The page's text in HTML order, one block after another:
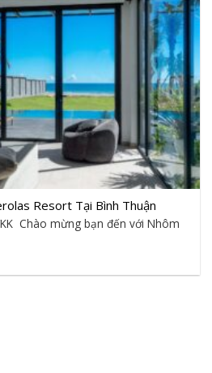
Resort Tại Bình Thuận
Chào mừng bạn đến với Nhôm